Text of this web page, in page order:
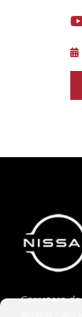
Carretera
AD500 –